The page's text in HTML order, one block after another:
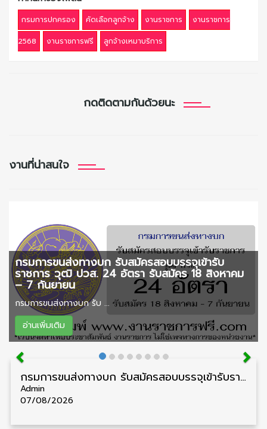
กรมการปกครอง คัดเลือกลูกจ้าง งานราชการ
งานราชการ
2568
งานราชการฟรี ลูกจ้างเหมาบริการ
กดติดตามกันด้วยนะ
งานที่น่าสนใจ
กรมการขนส่งทางบก รับสมัครสอบบรรจุเข้ารับ
ราชการ วุฒิ ปวส. 24 อัตรา รับสมัคร 18 สิงหาคม
– 7 กันยายน
กรมการขนส่งทางบก รับ ...
อ่านเพิ่มเติม
กรมการขนส่งทางบก รับสมัครสอบบรรจุเข้ารับราชการ วุฒิ ปวส. 24 อัตรา รับสมัคร 18 สิงหาคม – 7 กันยายน
Admin
07/08/2026